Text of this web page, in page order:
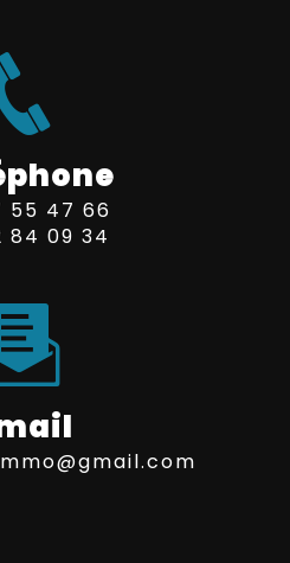
55 47 66
84 09 34